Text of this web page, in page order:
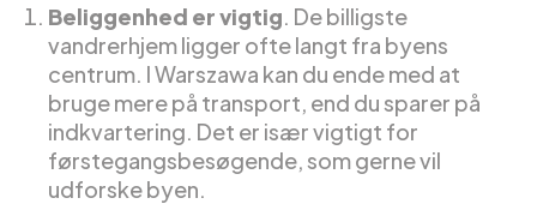
Beliggenhed er vigtig. De billigste
vandrerhjem ligger ofte langt fra byens
centrum. I Warszawa kan du ende med at
bruge mere på transport, end du sparer på
indkvartering. Det er især vigtigt for
førstegangsbesøgende, som gerne vil
udforske byen.